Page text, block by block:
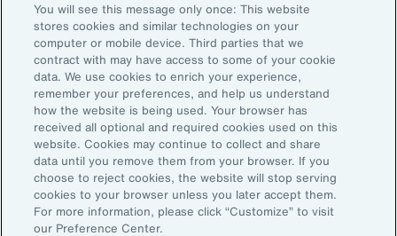
artikelen, rapporten en updates van ons team van experts.
E-mailadres:
Aanmelden
©2026 Aon plc. Alle rechten voorbehouden.
SitemapPrivacy StatementAlgemene voorwaarden
E-mailvoorkeurenDienstenwijzer
Transparantie over beloningenKlachtenprocedure
Klokkenluidersregeling Herken phishing
You will see this message only once: This website
stores cookies and similar technologies on your
computer or mobile device. Third parties that we
contract with may have access to some of your cookie
data. We use cookies to enrich your experience,
remember your preferences, and help us understand
how the website is being used. Your browser has
received all optional and required cookies used on this
website. Cookies may continue to collect and share
data until you remove them from your browser. If you
choose to reject cookies, the website will stop serving
cookies to your browser unless you later accept them.
For more information, please click “Customize” to visit
our Preference Center.